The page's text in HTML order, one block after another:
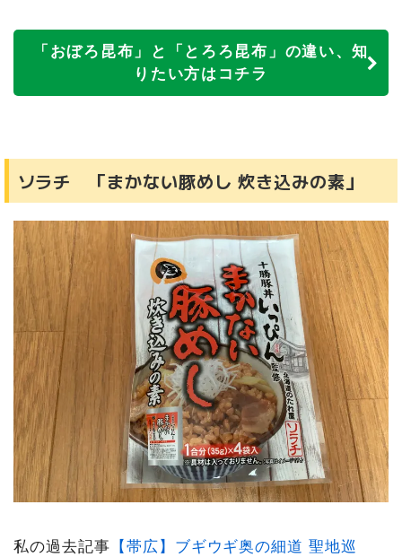
「おぼろ昆布」と「とろろ昆布」の違い、知
りたい方はコチラ
ソラチ 「まかない豚めし 炊き込みの素」
私の過去記事 【帯広】ブギウギ奥の細道 聖地巡